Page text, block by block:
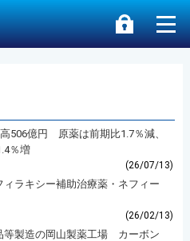
億円 原薬は前期比1.7％減、
％増
(26/07/13)
ラキシー補助治療薬・ネフィー
(26/02/13)
製造の岡山製薬工場 カーボン